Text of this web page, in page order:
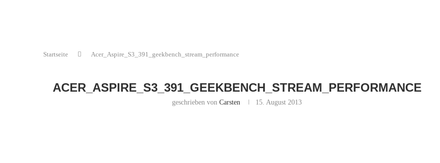
Startseite Acer_Aspire_S3_391_geekbench_stream_performance
ACER_ASPIRE_S3_391_GEEKBENCH_STREAM_PERFORMANCE
geschrieben vonCarsten 15. August 2013